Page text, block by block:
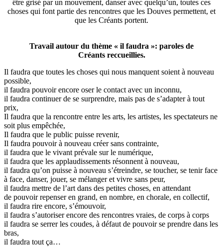
être grisé par un mouvement, danser avec quelqu’un, toutes ces
choses qui font partie des rencontres que les Douves permettent, et
que les Créants portent.
Travail autour du thème « il faudra »: paroles de
Créants reccueillies.
Il faudra que toutes les choses qui nous manquent soient à nouveau
possible,
il faudra pouvoir encore oser le contact avec un inconnu,
il faudra continuer de se surprendre, mais pas de s’adapter à tout
prix,
Il faudra que la rencontre entre les arts, les artistes, les spectateurs ne
soit plus empêchée,
Il faudra que le public puisse revenir,
Il faudra pouvoir à nouveau créer sans contrainte,
il faudra que le vivant prévale sur le numérique,
il faudra que les applaudissements résonnent à nouveau,
il faudra qu’on puisse à nouveau s’étreindre, se toucher, se tenir face
à face, danser, jouer, se mélanger et vivre sans peur,
il faudra mettre de l’art dans des petites choses, en attendant
de pouvoir repenser en grand, en nombre, en chorale, en collectif,
il faudra rire encore, s’émouvoir,
il faudra s’autoriser encore des rencontres vraies, de corps à corps
il faudra se serrer les coudes, à défaut de pouvoir se prendre dans les
bras,
il faudra tout ça…